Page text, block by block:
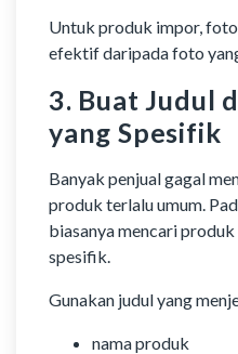
Untuk produk impor,
efektif daripada foto
3. Buat Judul
yang Spesifik
Banyak penjual gagal
produk terlalu umum.
biasanya mencari
spesifik.
Gunakan judul yang
nama produk